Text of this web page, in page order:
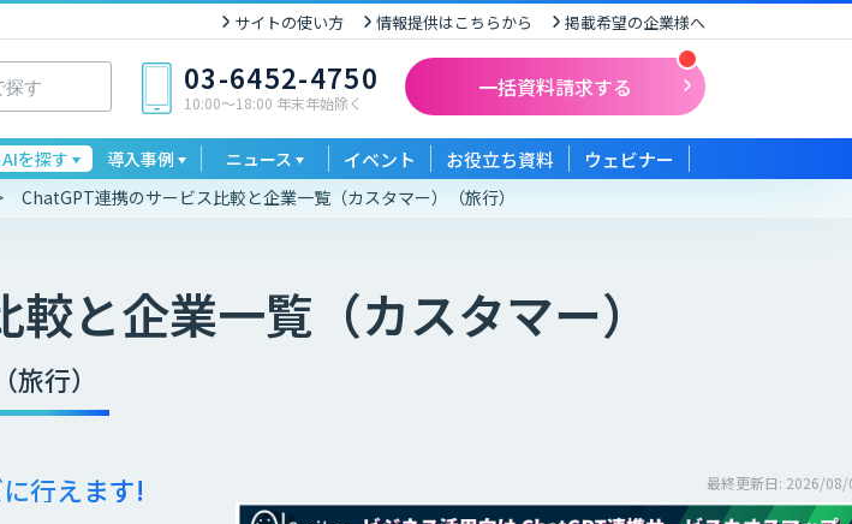
サイトの使い方 情報提供はこちらから 掲載希望の企業様へ
03-6452-4750
10:00〜18:00 年末年始除く
一括資料請求する
を探す 導入事例 ニュース イベント お役立ち資料 ウェビナー
ChatGPT連携のサービス比較と企業一覧（カスタマー） （旅行）
と企業一覧（カスタマー）
（旅行）
行えます! 最終更新日: 2026/08/